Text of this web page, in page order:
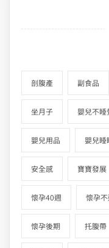
剖腹產 副食品
坐月子 嬰兒不睡
嬰兒用品 嬰兒睡
安全感 寶寶發展
懷孕40週 懷孕
懷孕後期 托腹帶